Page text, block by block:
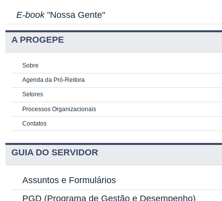
E-book"Nossa Gente"
A PROGEPE
Sobre
Agenda da Pró-Reitora
Setores
Processos Organizacionais
Contatos
GUIA DO SERVIDOR
Assuntos e Formulários
PGD (Programa de Gestão e Desempenho)